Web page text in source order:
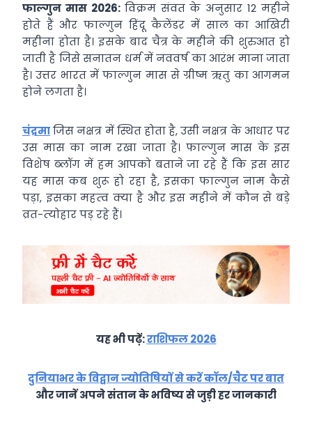
फाल्‍गुन मास 2026: विक्रम संवत के अनुसार 12 महीने
होते हैं और फाल्गुन हिंदू कैलेंडर में साल का आखिरी
महीना होता है। इसके बाद चैत्र के महीने की शुरुआत हो
जाती है जिसे सनातन धर्म में नववर्ष का आरंभ माना जाता
है। उत्तर भारत में फाल्गुन मास से ग्रीष्म ऋतु का आगमन
होने लगता है।
चंद्रमाजिस नक्षत्र में स्थित होता है, उसी नक्षत्र के आधार पर
उस मास का नाम रखा जाता है। फाल्‍गुन मास के इस
विशेष ब्‍लॉग में हम आपको बताने जा रहे हैं कि इस सार
यह मास कब शुरू हो रहा है, इसका फाल्‍गुन नाम कैसे
पड़ा, इसका महत्‍व क्‍या है और इस महीने में कौन से बड़े
व्रत-त्‍योहार पड़ रहे हैं।
यह भी पढ़ें:राशिफल 2026
दुनियाभर के विद्वान ज्योतिषियों से करें कॉल/चैट पर बात
और जानें अपने संतान के भविष्य से जुड़ी हर जानकारी